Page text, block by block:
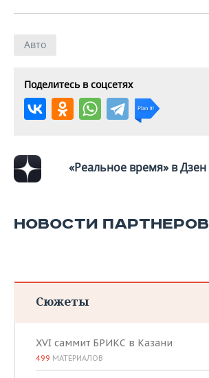
Авто
Поделитесь в соцсетях
«Реальное время» в Дзен
НОВОСТИ ПАРТНЕРОВ
Сюжеты
XVI саммит БРИКС в Казани
499 МАТЕРИАЛОВ